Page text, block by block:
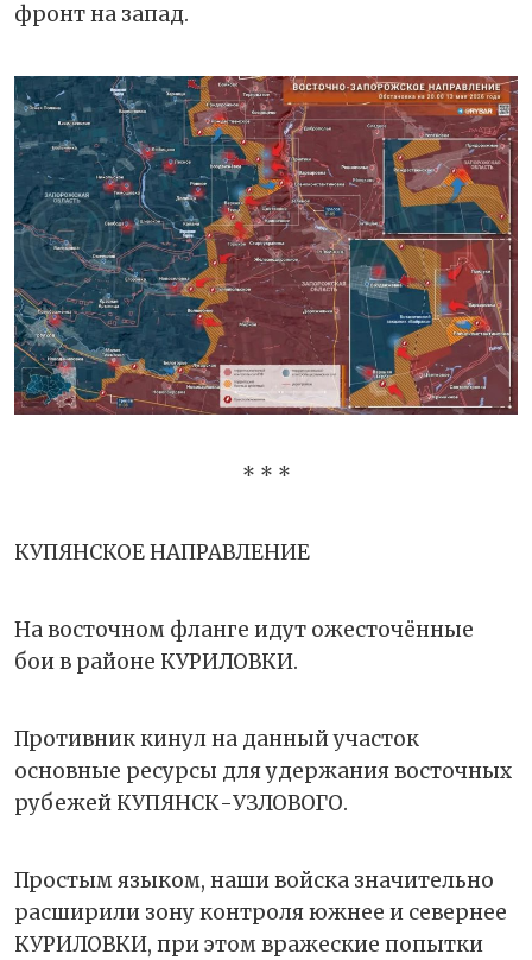
фронт на запад.
* * *
КУПЯНСКОЕ НАПРАВЛЕНИЕ
На восточном фланге идут ожесточённые
бои в районе КУРИЛОВКИ.
Противник кинул на данный участок
основные ресурсы для удержания восточных
рубежей КУПЯНСК-УЗЛОВОГО.
Простым языком, наши войска значительно
расширили зону контроля южнее и севернее
КУРИЛОВКИ, при этом вражеские попытки